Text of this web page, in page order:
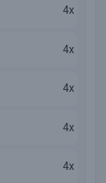
4x
4x
4x
4x
4x